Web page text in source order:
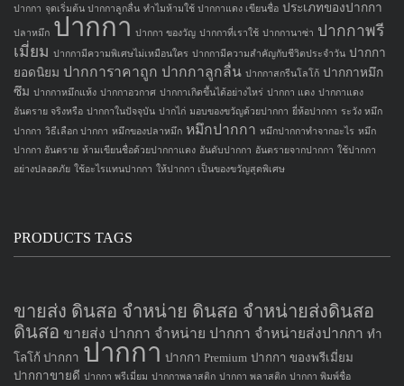
ปากกา จุดเริ่มต้น ปากกาลูกลื่น ทำไมห้ามใช้ ปากกาแดง เขียนชื่อ ประเภทของปากกา
ปลาหมึก ปากกา ปากกา ของวัญ ปากกาที่เราใช้ ปากกานาซ่า ปากกาพรี
เมี่ยม ปากกามีความพิเศษไม่เหมือนใคร ปากกามีความสำคัญกับชีวิตประจำวัน ปากกา
ยอดนิยม ปากการาคาถูก ปากกาลูกลื่น ปากกาสกรีนโลโก้ ปากกาหมึก
ซึม ปากกาหมึกแห้ง ปากกาอวกาศ ปากกาเกิดขึ้นได้อย่างไหร่ ปากกา แดง ปากกาแดง
อันตราย จริงหรือ ปากกาในปัจจุบัน ปากไก่ มอบของขวัญด้วยปากกา ยี่ห้อปากกา ระวัง หมึก
ปากกา วิธีเลือก ปากกา หมึกของปลาหมึก หมึกปากกา หมึกปากกาทำจากอะไร หมึก
ปากกา อันตราย ห้ามเขียนชื่อด้วยปากกาแดง อันดับปากกา อันตรายจากปากกา ใช้ปากกา
อย่างปลอดภัย ใช้อะไรแทนปากกา ให้ปากกา เป็นของขวัญสุดพิเศษ
PRODUCTS TAGS
ขายส่ง ดินสอ จำหน่าย ดินสอ จำหน่ายส่งดินสอ
ดินสอ ขายส่ง ปากกา จำหน่าย ปากกา จำหน่ายส่งปากกา ทำ
โลโก้ ปากกา ปากกา ปากกา Premium ปากกา ของพรีเมี่ยม
ปากกาขายดี ปากกา พรีเมี่ยม ปากกาพลาสติก ปากกา พลาสติก ปากกา พิมพ์ชื่อ